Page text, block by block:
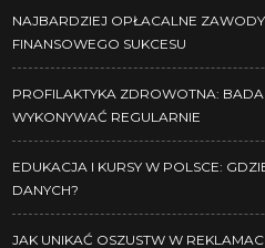
NAJBARDZIEJ OPŁACALNE
FINANSOWEGO SUKCESU
PROFILAKTYKA ZDROWOTNA:
WYKONYWAĆ REGULARNIE
EDUKACJA I KURSY W POLSCE:
DANYCH?
JAK UNIKAĆ OSZUSTW W